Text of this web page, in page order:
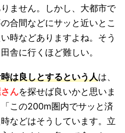
ません。しかし、大都市で
合間などにサッと近いとこ
時などありますよね。そう
舎に行くほど難しい。
は良しとするという人は、
んを探せば良いかと思いま
この200m圏内でサッと済
などはそうしています。立